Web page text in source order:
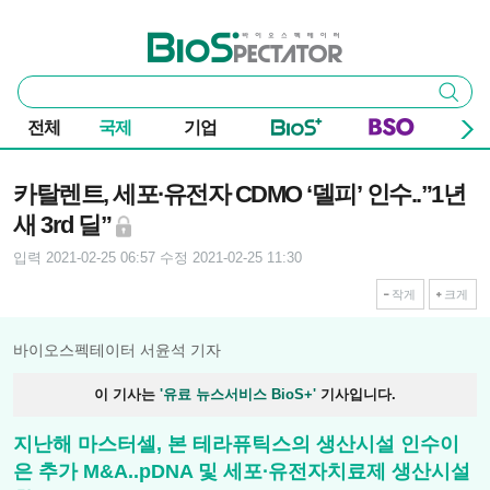
바이오스펙테이터
통
합
검
색
검색
전체 국제 기업
카탈렌트, 세포∙유전자 CDMO ‘델피’ 인수..”1년
새 3rd 딜”
입력 2021-02-25 06:57 수정 2021-02-25 11:30
작게 크게
바이오스펙테이터 서윤석 기자
이 기사는 '유료 뉴스서비스 BioS+' 기사입니다.
지난해 마스터셀, 본 테라퓨틱스의 생산시설 인수이
은 추가 M&A..pDNA 및 세포∙유전자치료제 생산시설